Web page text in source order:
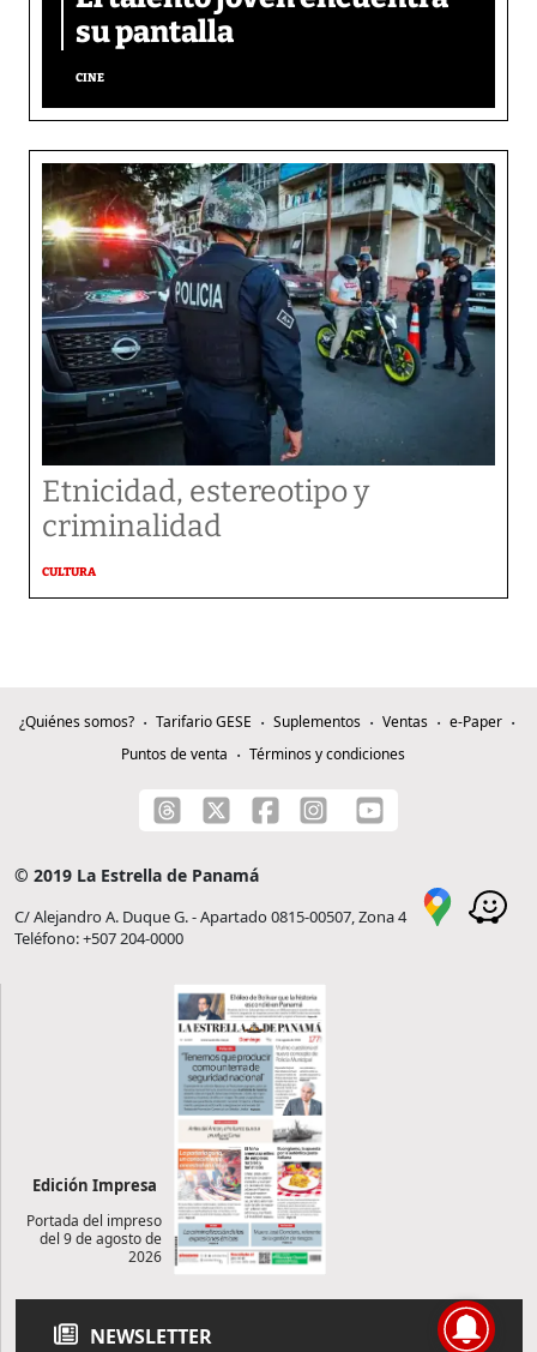
su pantalla​
CINE
Etnicidad, estereotipo y
criminalidad
CULTURA
¿Quiénes somos? Tarifario GESE Suplementos Ventas
e-Paper
Puntos de venta
Términos y condiciones
© 2019 La Estrella de Panamá
C/ Alejandro A. Duque G. - Apartado 0815-00507, Zona 4
Teléfono: +507 204-0000
Edición Impresa
Portada del impreso
del 9 de agosto de
2026
NEWSLETTER